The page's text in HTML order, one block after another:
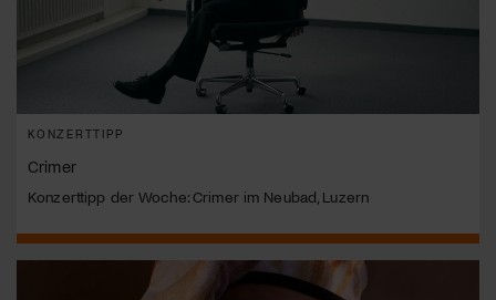
KONZERTTIPP
Crimer
Konzerttipp der Woche: Crimer im Neubad, Luzern